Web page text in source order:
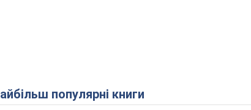
Найбільш популярні книги